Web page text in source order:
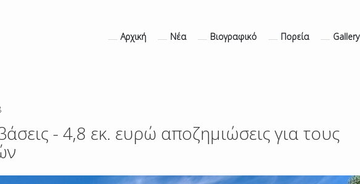
Αρχική Νέα Βιογραφικό Πορεία Gallery
- 4,8 εκ. ευρώ αποζημιώσεις για τους